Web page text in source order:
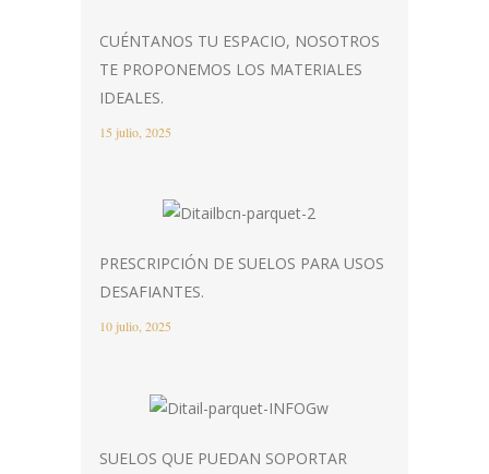
CUÉNTANOS TU ESPACIO, NOSOTROS
TE PROPONEMOS LOS MATERIALES
IDEALES.
15 julio, 2025
PRESCRIPCIÓN DE SUELOS PARA USOS
DESAFIANTES.
10 julio, 2025
SUELOS QUE PUEDAN SOPORTAR